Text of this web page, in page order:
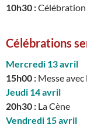
10h30 :
Célébrations
Mercredi 13 avril
15h00 : Messe
Jeudi 14 avril
20h30 : La Cène
Vendredi 15 avril